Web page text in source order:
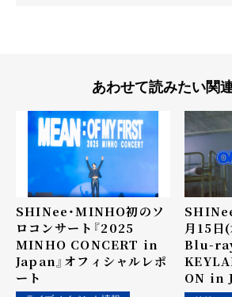
あわせて読みたい関
SHINee・MINHO初のソ
ロコンサート『2025
MINHO CONCERT in
Japan』オフィシャルレポ
ート
月15日
Blu-
ON in